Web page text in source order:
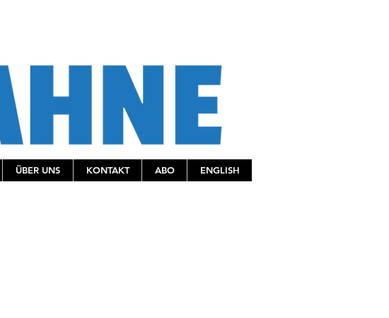
ÜBER UNS KONTAKT ABO ENGLISH